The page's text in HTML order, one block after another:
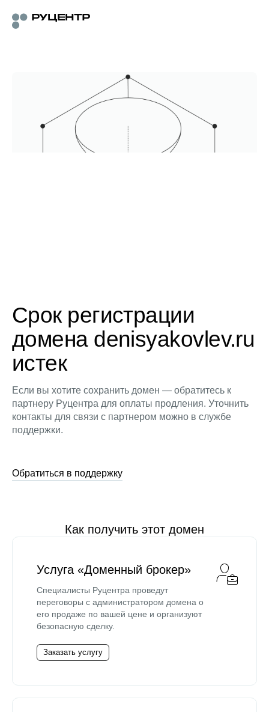
Срок регистрации
домена denisyakovlev.ru
истек
Если вы хотите сохранить домен — обратитесь к
партнеру Руцентра для оплаты продления. Уточнить
контакты для связи с партнером можно в службе
поддержки.
Обратиться в поддержку
Как получить этот домен
Услуга «Доменный брокер»
Специалисты Руцентра проведут
переговоры с администратором домена о
его продаже по вашей цене и организуют
безопасную сделку.
Заказать услугу